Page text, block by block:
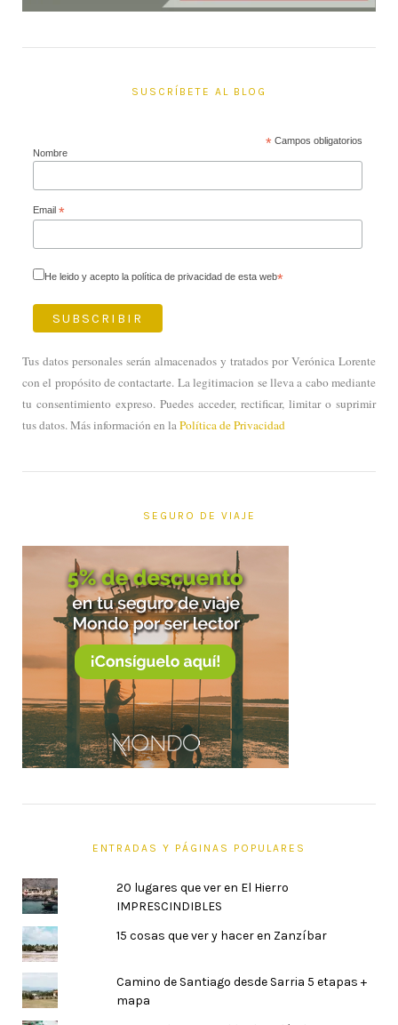
SUSCRÍBETE AL BLOG
*Campos obligatorios
Nombre
Email *
He leido y acepto la política de privacidad de esta web*
Tus datos personales serán almacenados y tratados por Verónica Lorente
con el propósito de contactarte. La legitimacion se lleva a cabo mediante
tu consentimiento expreso. Puedes acceder, rectificar, limitar o suprimir
tus datos. Más información en laPolítica de Privacidad
SEGURO DE VIAJE
ENTRADAS Y PÁGINAS POPULARES
20 lugares que ver en El Hierro
IMPRESCINDIBLES
15 cosas que ver y hacer en Zanzíbar
Camino de Santiago desde Sarria 5 etapas +
mapa